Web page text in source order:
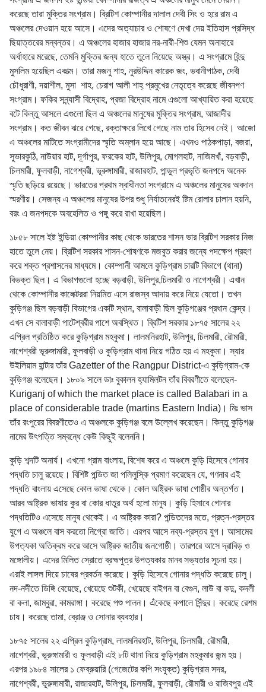
করেছে তারা মুক্তির সংগ্রাম। ব্রিটিশ কোম্পানীর দালাল দেবী সিং ও হরে রাম এ
অঞ্চলের দেওয়ান হয়ে আসে। এদের অত্যাচার ও শোষণে দেখা দেয় ইতিহাস প্রসিদ্ধ
ছিয়াত্তরের মন্বন্তর। এ অঞ্চলের হাজার হাজার নর-নারী-শিশু যেমন অনাহারে
অর্ধাহারে মরেছে, তেমনি মুক্তির জন্য হাতে তুলে নিয়েছে অস্ত্র। এ সংগ্রামে হিন্দু
মুসলিম হয়েছিল একাত্ম। তারা মজনু শাহ, নুরউদ্দিন কারেক জং, ভবানীপাঠক, দেবী
চৌধুরাণী, দয়াশীল, মুসা শাহ, চেরাগ আলী শাহ্ প্রমুখের নেতৃত্বে করেছে জীবনপণ
সংগ্রাম। ফকির সন্ন্যাসী বিদ্রোহ, প্রজা বিদ্রোহ নামে এগুলো আখ্যায়িত করা হয়েছে
বটে কিন্তু আসলে এগুলো ছিল এ অঞ্চলের মানুষের মুক্তির সংগ্রাম, আজাদীর
সংগ্রাম। কত জীবন ঝরে গেছে, রক্তাক্ষরে লিখে গেছে নাম তার হিসেব নেই। আজো
এ অঞ্চলের মাটিতে সংগ্রামীদের স্মৃতি অম্লান হয়ে আছে। এখনও পাঠকপাড়া, বজরা,
সুভারকুঠি, নাউয়ার হাট, দূর্গাপুর, ফরকের হাট, উলিপুর, মোগলহাট, নাজিমখাঁ, বড়বাড়ী,
চিলমারী, ফুলবাড়ী, নাগেশ্বরী, ভূরুঙ্গামারী, রাজারহাট, পান্ডুল প্রভৃতি জনপদে অনেক
স্মৃতি ছড়িয়ে রয়েছে। ভারতের প্রথম স্বাধীনতা সংগ্রামে এ অঞ্চলের মানুষের অবদান
স্মরণীয়। সেজন্য এ অঞ্চলের মানুষের উপর শুধু নির্যাতনেরই ষ্টিম রোলার চালান হয়নি,
বরং এ জনপদকে অবহেলিত ও পঙ্গু করে রাখা হয়েছিল।
১৮৫৮ সালে ইষ্ট ইন্ডিয়া কোম্পানীর কাছ থেকে ভারতের শাসন ভার ব্রিটিশ সরকার নিজ
হাতে তুলে নেয়। ব্রিটিশ সরকার শাসন-শোষণকে মজবুত করার জন্যে পদক্ষেপ গ্রহণ
করে শক্ত প্রশাসনের মাধ্যমে। কোম্পানী আমলে কুড়িগ্রাম চারটি বিভাগে (থানা)
বিভক্ত ছিল। এ বিভাগগুলো হচ্ছে বড়বাড়ী, উলিপুর,চিলমারী ও নাগেশ্বরী। এখান
থেকে কোম্পানীর কালেক্টররা নিয়মিত এসে রাজস্ব আদায় করে নিয়ে যেতো। তখন
কুড়িগঞ্জ ছিল বড়বাড়ী বিভাগের একটি স্থান, বালাবাড়ী ছিল কুড়িগঞ্জের প্রধান কেন্দ্র।
এখন সে বালাবাড়ী পাটেশ্বরীর পাশে অবস্থিত। ব্রিটিশ সরকার ১৮৭৫ সালের ২২
এপ্রিল প্রতিষ্ঠিত করে কুড়িগ্রাম মহকুমা। লালমনিরহাট, উলিপুর, চিলমারী, রৌমারী,
নাগেশ্বরী ভূরুঙ্গামারী, ফুলবাড়ী ও কুড়িগ্রাম থানা নিয়ে গঠিত হয় এ মহকুমা। স্যার
উইলিয়াম হান্টার তাঁর Gazetter of the Rangpur District-এ কুড়িগ্রাম-কে
কুড়িগঞ্জ বলেছেন। ১৮০৯ সালে ডাঃ বুকালন হ্যামিলটন তাঁর বিবরণীতে বলেছেন-
Kuriganj of which the market place is called Balabari in a
place of considerable trade (martins Eastern India)। মিঃ ভাস
তাঁর রংপুরের বিবরণীতেও এ অঞ্চলকে কুড়িগঞ্জ বলে উল্লেখ করেছেন। কিন্তু কুড়িগঞ্জ
নামের উৎপত্তি সম্বন্ধে কেউ কিছুই বলেননি।
কুড়ি শব্দটি অনার্য। এখনো গ্রাম বাংলায়, বিশেষ করে এ অঞ্চলে কুড়ি হিসেবে গোনার
পদ্ধতি চালু রয়েছে। বিশিষ্ট পন্ডিত জা পলিলুস্কি প্রমাণ করেছেন যে, গণনার এই
পদ্ধতি বাংলায় এসেছে কোল ভাষা থেকে। কোল অষ্ট্রিক ভাষা গোষ্ঠীর অন্তর্গত।
আরব অষ্ট্রিক ভাষায় কুর বা কোর ধাতুর অর্থ হলো মানুষ। কুড়ি হিসাবে গোনার
পদ্ধতিটিও এসেছে মানুষ থেকেই। এ অষ্ট্রিক কারা? পন্ডিতদের মতে, প্রত্ন-প্রস্তর
যুগে এ অঞ্চলে বাস করতো নিগ্রো জাতি। এরপর আসে নব্য-প্রস্তর যুগ। আসামের
উপত্যকা অতিক্রম করে আসে অষ্ট্রিক জাতীয় জনগোষ্ঠী। তারপরে আসে দ্রাবিড় ও
মঙ্গোলীয়। এদের মিলিত স্রোতে ব্রহ্মপুত্র উপত্যকায় মানব সভ্যতার সূচনা হয়।
এরাই লাঙ্গল দিয়ে চাষের প্রবর্তন করেছে। কুড়ি হিসেবে গোনার পদ্ধতি করেছে চালু।
নদ-নদীতে ডিঙ্গি বেয়েছে, খেয়েছে শুটকী, খেয়েছে বাইগন বা বেগুন, লাউ বা কদু, কদলী
বা কলা, জাম্বুরা, কামরাঙ্গা। করেছে পশু পালন। এঁকেছে কপালে সিঁন্দুর। করেছে রেশম
চাষ। করেছে তামা, ব্রোঞ্জ ও সোনার ব্যবহার।
১৮৭৫ সালের ২২ এপ্রিল কুড়িগ্রাম, লালমনিরহাট, উলিপুর, চিলমারী, রৌমারী,
নাগেশ্বরী, ভূরুঙ্গামারী ও ফুলবাড়ী এই ৮টি থানা নিয়ে কুড়িগ্রাম মহকুমার জন্ম হয়।
এরপর ১৯৮৪ সালের ১ ফেব্রুয়ারি (গেজেটের কপি সংযুক্ত) কুড়িগ্রাম সদর,
নাগেশ্বরী, ভূরুঙ্গামারী, রাজারহাট, উলিপুর, চিলমারী, ফুলবাড়ী, রৌমারী ও রাজিবপুর এই